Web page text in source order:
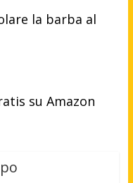
la barba al
su Amazon